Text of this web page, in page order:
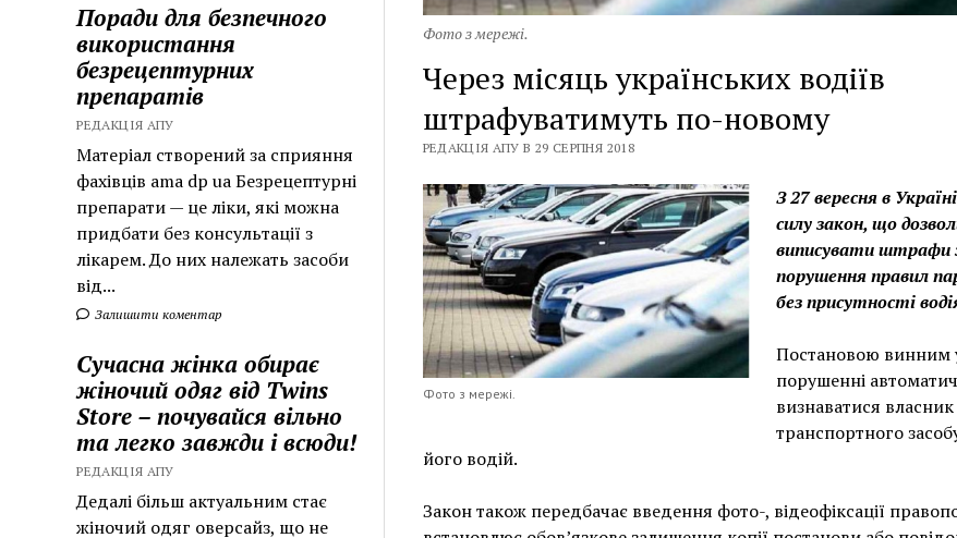
Поради для безпечного
використання
безрецептурних
препаратів
РЕДАКЦІЯ АПУ
Матеріал створений за сприяння
фахівців ama dp ua Безрецептурні
препарати — це ліки, які можна
придбати без консультації з
лікарем. До них належать засоби
від...
Залишити коментар
Сучасна жінка обирає
жіночий одяг від Twins
Store – почувайся вільно
та легко завжди і всюди!
РЕДАКЦІЯ АПУ
Дедалі більш актуальним стає
жіночий одяг оверсайз, що не
Фото з мережі.
Через місяць українських водіїв
штрафуватимуть по-новому
РЕДАКЦІЯ АПУ В 29 СЕРПНЯ 2018
Фото з мережі.
З 27 вересня в
силу закон, що
виписувати штрафи
порушення правил
без присутності
Постановою винним
порушенні
визнаватися власник
транспортного
його водій.
Закон також передбачає введення фото-, відеофіксації